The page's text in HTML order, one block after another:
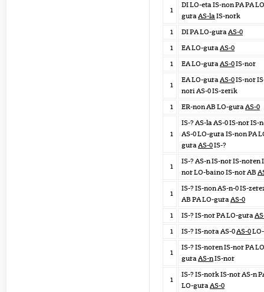
1
DI LO-eta IS-non PA PA
guraAS-laIS-nork
1
DI PA LO-guraAS-0
1
EA LO-guraAS-0
1
EA LO-guraAS-0IS-nor
1
EA LO-guraAS-0IS-nor
nori AS-0 IS-zerik
1
ER-non AB LO-guraAS-0
1
IS-? AS-la AS-0 IS-nor IS-
AS-0 LO-gura IS-non PA
guraAS-0IS-?
1
IS-? AS-n IS-nor IS-noren
nor LO-baino IS-nor AB
1
IS-? IS-non AS-n-0 IS-
AB PA LO-guraAS-0
1
IS-? IS-nor PA LO-gura
1
IS-? IS-nora AS-0AS-0
1
IS-? IS-noren IS-nor PA
guraAS-nIS-nor
1
IS-? IS-nork IS-nor AS-n
LO-guraAS-0